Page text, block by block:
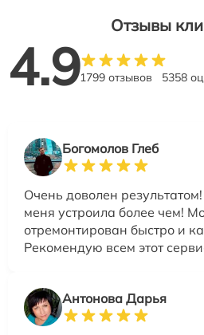
Отзывы
4.91799 отзывов 5358
Богомолов Глеб
Очень доволен
меня устроила более чем!
отремонтирован быстро и
Рекомендую всем этот
Антонова Дарья